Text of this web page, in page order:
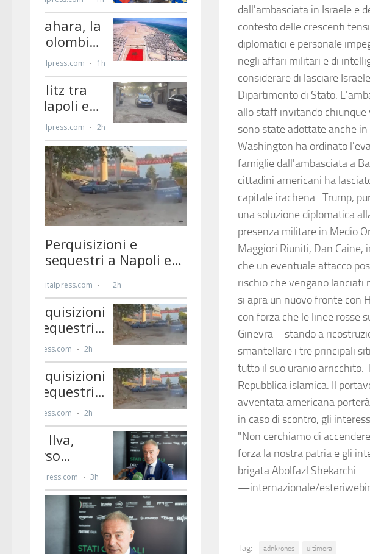
dall'ambasciata in Israele e
contesto delle crescenti
diplomatici e personale
negli affari militari e di
considerare di lasciare
Dipartimento di Stato.
allo staff invitando chiunque
sono state adottate anche
Washington ha ordinato
famiglie dall'ambasciata a
cittadini americani ha
capitale irachena. Trump,
una soluzione diplomatica
presenza militare in Medio
Maggiori Riuniti, Dan Caine,
che un eventuale attacco
rischio che vengano lanciati
si apra un nuovo fronte con
con forza che le linee rosse
Ginevra – stando a
smantellare i tre principali
tutto il suo uranio arricchito.
Repubblica islamica. Il
avventata americana
in caso di scontro, gli
"Non cerchiamo di
forza la nostra patria e gli
brigata Abolfazl Shekarchi.
—internazionale/
Tag: adnkronos ultimora